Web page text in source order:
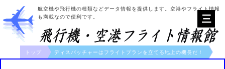
航空機や飛行機の種類などデータ情報を提供します。空港やフライト情報
も満載なので便利です。
トップ ディスパッチャーはフライトプランを立てる地上の機長だ！